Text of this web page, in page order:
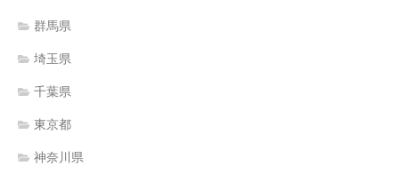
群馬県
埼玉県
千葉県
東京都
神奈川県